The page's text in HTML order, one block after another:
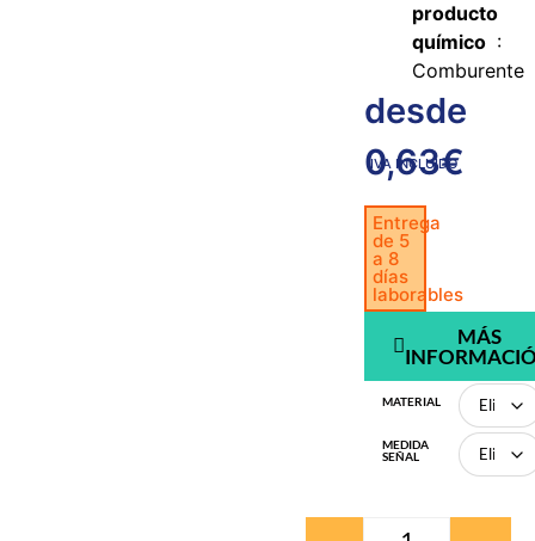
producto
químico :
Comburente
desde
0,63€
IVA INCLUIDO
Entrega
de 5
a 8
días
laborables
MÁS
MATERIAL
MEDIDA
SEÑAL